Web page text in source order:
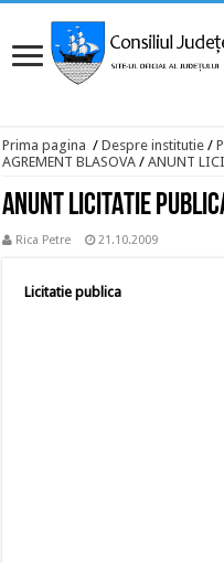
Prima pagina / Despre institutie /
AGREMENT BLASOVA / ANUNT
ANUNT LICITATIE
Rica Petre 21.10.2009
Licitatie publica